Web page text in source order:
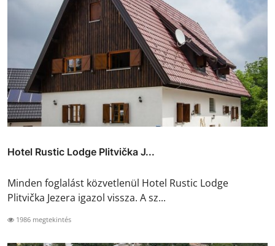
Hotel Rustic Lodge Plitvička J...
Minden foglalást közvetlenül Hotel Rustic Lodge
Plitvička Jezera igazol vissza. A sz...
1986 megtekintés